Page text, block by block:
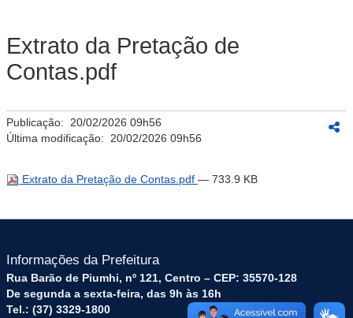
Extrato da Pretação de
Contas.pdf
Publicação: 20/02/2026 09h56
Última modificação: 20/02/2026 09h56
Extrato da Pretação de Contas.pdf — 733.9 KB
Informações da Prefeitura
Rua Barão de Piumhi, nº 121, Centro – CEP: 35570-128
De segunda a sexta-feira, das 9h às 16h
Tel.: (37) 3329-1800